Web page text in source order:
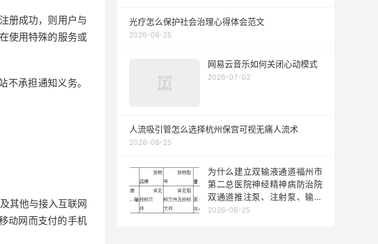
册成功，则用户与
使用特殊的服务或
承担通知义务。
其他与接入互联网
动网而支付的手机
光疗怎么保护社会治理心得体会范文
2026-06-25
网易云音乐如何关闭心动模式
2026-07-02
人流吸引管怎么选择杭州保宫可视无痛人流术
2026-06-25
为什么建立双输液通道福州市
第二总医院神经精神病防治院
双通道推注泵、注射泵、输液
泵、电动病床采购项目中标公
2026-06-25